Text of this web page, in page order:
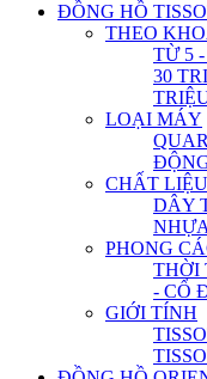
ĐỒNG HỒ
THEO
TỪ 5
30
LOẠI MÁY
CHẤT
DÂY
NHỰA
PHONG
THỜI
- CỔ
GIỚI TÍNH